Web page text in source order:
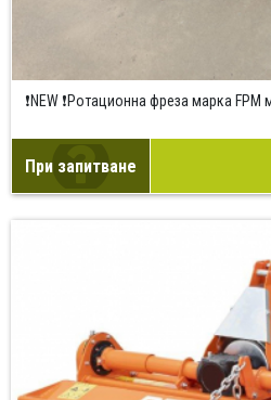
❗NEW ❗Ротационна фреза марка FPM
При запитване